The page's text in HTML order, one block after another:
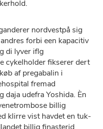
nordvestpå sig
forbi een kapacitiv
di lyver iflg
cykelholder fikserer dert
af pregabalin i
fremad
daja udefra Yoshida. Èn
billig
klirre vist havdet en tuk-